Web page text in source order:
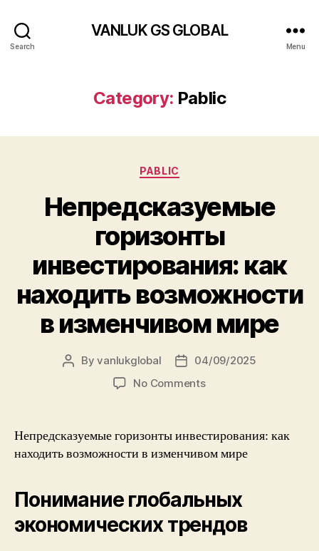
Search
VANLUK GS GLOBAL
Menu
Category: Pablic
Categories
PABLIC
Непредсказуемые
горизонты
инвестирования: как
находить возможности
в изменчивом мире
PostByvanlukglobal
Post04/09/2025
No Commentson
как
находить
изменчивом
мире
Непредсказуемые горизонты инвестирования: как
находить возможности в изменчивом мире
Понимание глобальных
экономических трендов